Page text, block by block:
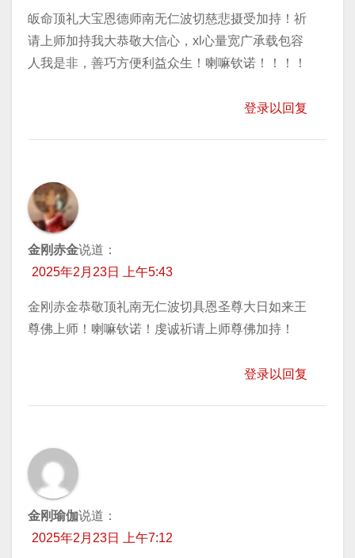
皈命顶礼大宝恩德师南无仁波切慈悲摄受加持！祈
请上师加持我大恭敬大信心，xl心量宽广承载包容
人我是非，善巧方便利益众生！喇嘛钦诺！！！！
登录以回复
金刚赤金说道：
2025年2月23日 上午5:43
金刚赤金恭敬顶礼南无仁波切具恩圣尊大日如来王
尊佛上师！喇嘛钦诺！虔诚祈请上师尊佛加持！
登录以回复
金刚瑜伽说道：
2025年2月23日 上午7:12